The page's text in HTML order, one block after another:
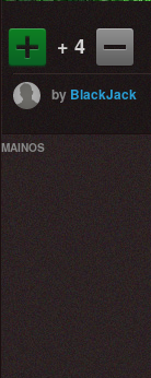
+ 4
by BlackJack
MAINOS